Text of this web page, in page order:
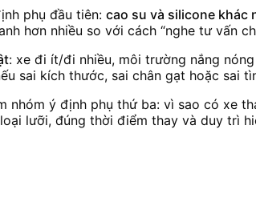
phụ đầu tiên: cao su và silicone khác
hơn nhiều so với cách “nghe tư vấn
: xe đi ít/đi nhiều, môi trường nắng
sai kích thước, sai chân gạt hoặc sai
nhóm ý định phụ thứ ba: vì sao có xe
lưỡi, đúng thời điểm thay và duy trì